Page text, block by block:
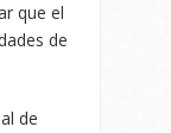
que el
de
de